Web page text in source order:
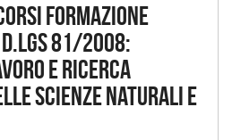
formazione
81/2008:
e ricerca
scienze naturali e